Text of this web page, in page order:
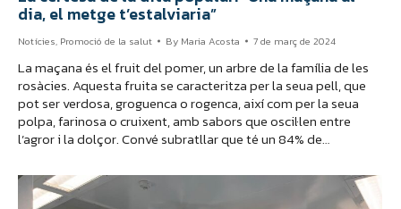
dia, el metge t’estalviaria”
Notícies, Promoció de la salut By Maria Acosta 7 de març de 2024
La maçana és el fruit del pomer, un arbre de la família de les
rosàcies. Aquesta fruita se caracteritza per la seua pell, que
pot ser verdosa, groguenca o rogenca, així com per la seua
polpa, farinosa o cruixent, amb sabors que oscil·len entre
l’agror i la dolçor. Convé subratllar que té un 84% de…